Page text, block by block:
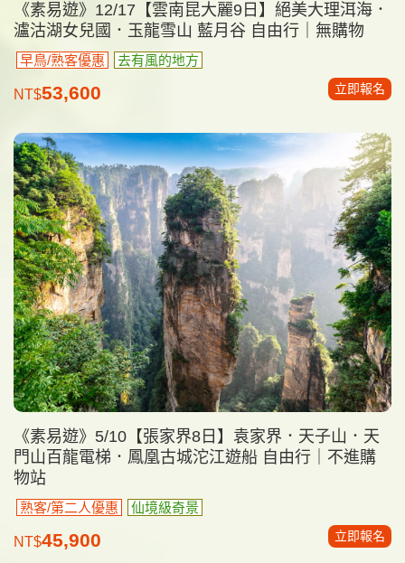
《素易遊》12/17【雲南昆大麗9日】絕美大理洱海．
瀘沽湖女兒國．玉龍雪山 藍月谷 自由行｜無購物
早鳥/熟客優惠 去有風的地方
NT$53,600 立即報名
《素易遊》5/10【張家界8日】袁家界．天子山．天
門山百龍電梯．鳳凰古城沱江遊船 自由行｜不進購
物站
熟客/第二人優惠 仙境級奇景
NT$45,900 立即報名